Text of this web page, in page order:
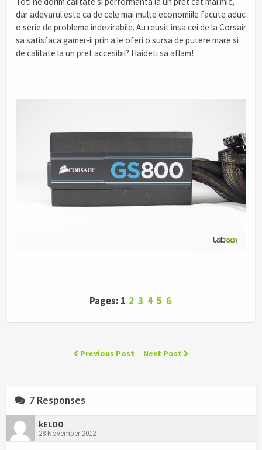
dar adevarul este ca de cele mai multe economiile facute aduc
o serie de probleme indezirabile. Au reusit insa cei de la Corsair
sa satisfaca gamer-ii prin a le oferi o sursa de putere mare si
de calitate la un pret accesibil? Haideti sa aflam!
Pages: 1 2 3 4 5 6
Previous Post Next Post
7 Responses
kELOO
28 November 2012